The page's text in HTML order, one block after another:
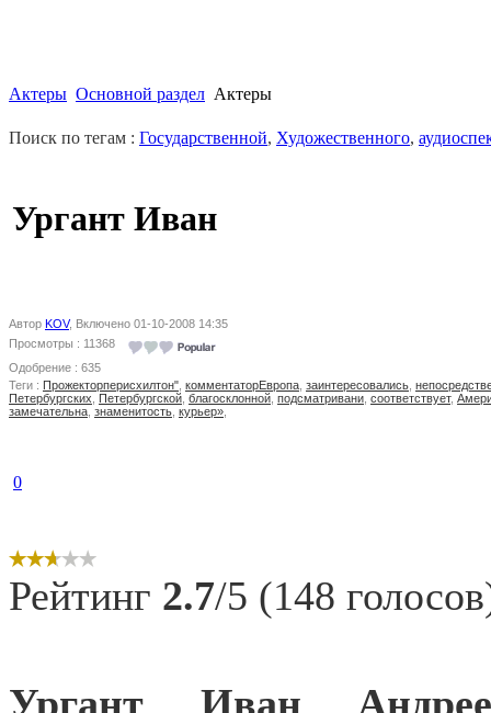
Актеры Основной раздел Актеры
Поиск по тегам : Государственной, Художественного,
Ургант Иван
Автор KOV, Включено 01-10-2008 14:35
Просмотры : 11368
Одобрение : 635
Теги : Прожекторперисхилтон" комментаторЕвропа заинтересовались
Петербургских
Петербургской благосклонной подсматривани соответствует,
замечательна знаменитость курьер»
0
Рейтинг 2.7/5 (148
Ургант Иван